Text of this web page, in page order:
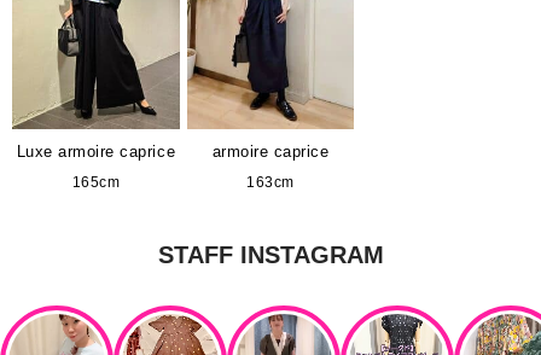
Luxe armoire caprice
165cm
armoire caprice
163cm